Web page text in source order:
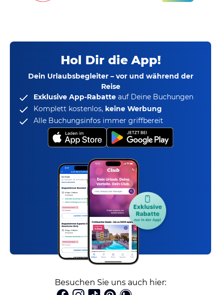
Hol Dir die App!
Dein Urlaubsbegleiter – vor und während der
Reise
Exklusive App-Rabatte auf Deine Buchungen
Komplett kostenlos, keine Werbung
Alle Buchungsinfos immer griffbereit
Besuchen Sie uns auch hier: